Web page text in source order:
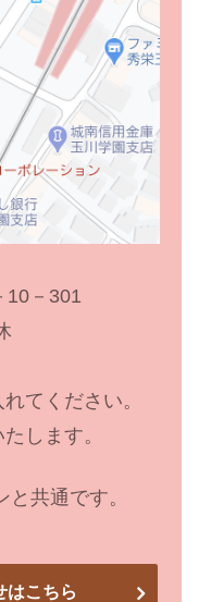
10－301
てください。
します。
共通です。
はこちら